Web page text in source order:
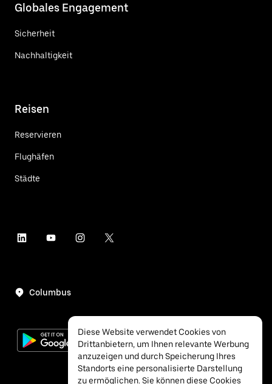
Globales Engagement
Sicherheit
Nachhaltigkeit
Reisen
Reservieren
Flughäfen
Städte
Columbus
Diese Website verwendet Cookies von
Drittanbietern, um Ihnen relevante Werbung
anzuzeigen und durch Speicherung Ihres
Standorts eine personalisierte Darstellung
zu ermöglichen. Sie können diese Cookies